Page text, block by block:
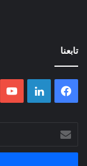
تابعنا
فيسبوك لينكدإن
بريدك
الإلكتروني